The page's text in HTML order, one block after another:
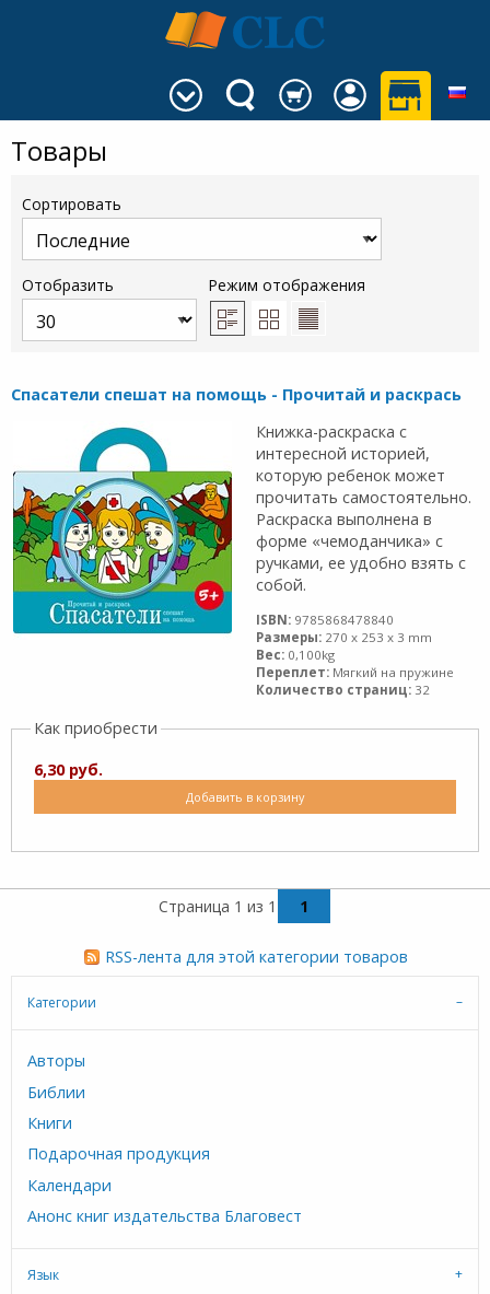
Товары
Сортировать
Отобразить Режим отображения
Спасатели спешат на помощь - Прочитай и раскрась
Книжка-раскраска с
интересной историей,
которую ребенок может
прочитать самостоятельно.
Раскраска выполнена в
форме «чемоданчика» с
ручками, ее удобно взять с
собой.
ISBN: 9785868478840
Размеры: 270 x 253 x 3 mm
Вес: 0,100kg
Переплет: Мягкий на пружине
Количество страниц: 32
Как приобрести
6,30 руб.
Добавить в корзину
Страница 1 из 1 1
RSS-лента для этой категории товаров
Категории
Авторы
Библии
Книги
Подарочная продукция
Календари
Анонс книг издательства Благовест
Язык